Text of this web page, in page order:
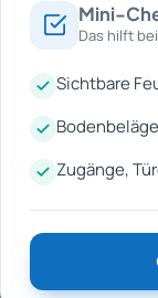
Mini-
Das hilft
Sichtbare
Zugänge,